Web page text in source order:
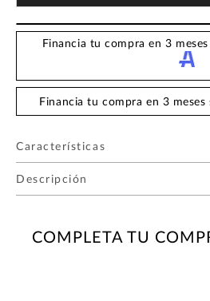
Financia tu compra en 3
Financia tu compra en 3 meses
Características
Descripción
COMPLETA TU